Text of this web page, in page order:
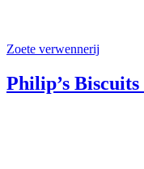
Zoete verwennerij
Philip’s